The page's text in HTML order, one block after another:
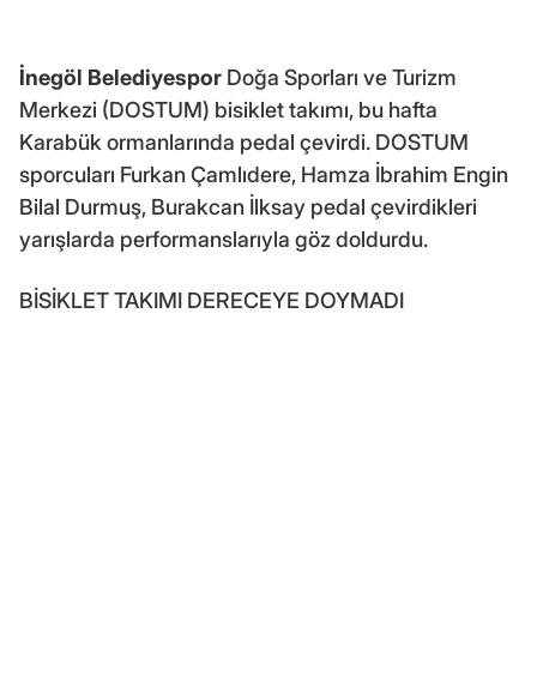
İnegöl Belediyespor Doğa Sporları ve Turizm
Merkezi (DOSTUM) bisiklet takımı, bu hafta
Karabük ormanlarında pedal çevirdi. DOSTUM
sporcuları Furkan Çamlıdere, Hamza İbrahim Engin
Bilal Durmuş, Burakcan İlksay pedal çevirdikleri
yarışlarda performanslarıyla göz doldurdu.
BİSİKLET TAKIMI DERECEYE DOYMADI